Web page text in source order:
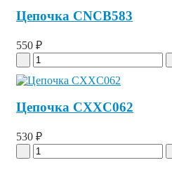
Цепочка CNCB583
550 ₽
Цепочка CXXC062
530 ₽